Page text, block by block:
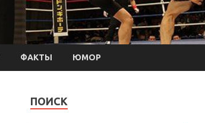
ФАКТЫ ЮМОР
ПОИСК